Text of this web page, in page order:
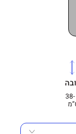
מושב -38